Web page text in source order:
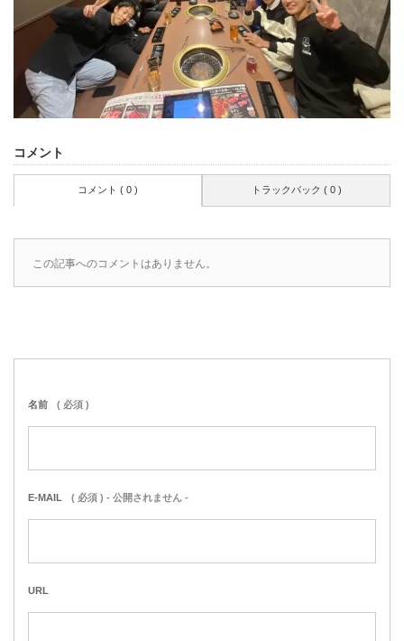
コメント
コメント ( 0 ) トラックバック ( 0 )
この記事へのコメントはありません。
名前 ( 必須 )
E-MAIL ( 必須 ) - 公開されません -
URL